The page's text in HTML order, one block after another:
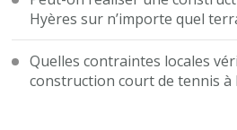
Hyères sur n’importe quel
Quelles contraintes locales
construction court de tennis à